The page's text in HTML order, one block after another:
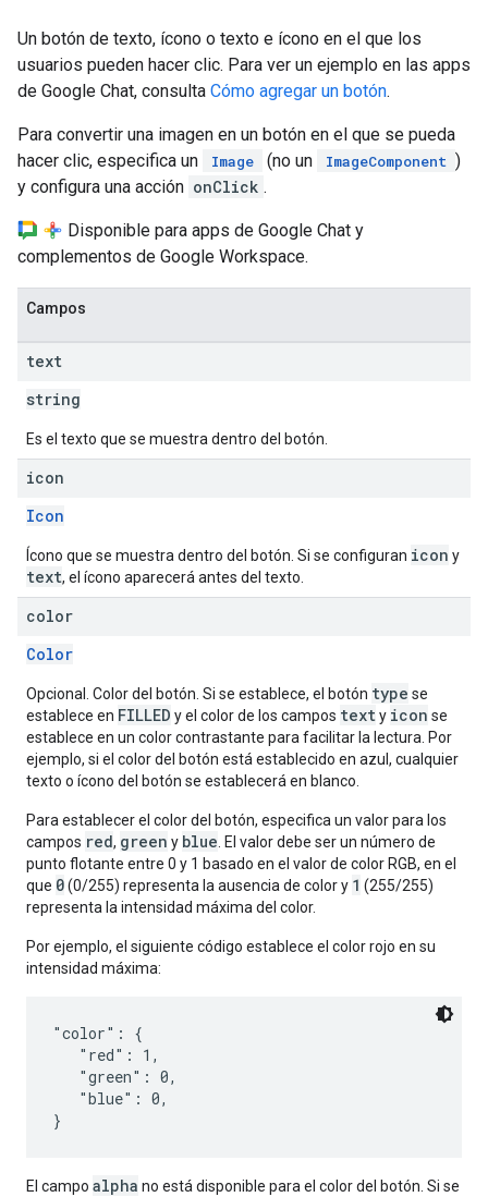
Un botón de texto, ícono o texto e ícono en el que los
usuarios pueden hacer clic. Para ver un ejemplo en las apps
de Google Chat, consulta Cómo agregar un botón.
Para convertir una imagen en un botón en el que se pueda
hacer clic, especifica un
Image (no un ImageComponent )
y configura una acción onClick .
Disponible para apps de Google Chat y
complementos de Google Workspace.
Campos
text
string
Es el texto que se muestra dentro del botón.
icon
Icon
Ícono que se muestra dentro del botón. Si se configuran icon y
text, el ícono aparecerá antes del texto.
color
Color
Opcional. Color del botón. Si se establece, el botón type se
establece en FILLED y el color de los campos texty icon se
establece en un color contrastante para facilitar la lectura. Por
ejemplo, si el color del botón está establecido en azul, cualquier
texto o ícono del botón se establecerá en blanco.
Para establecer el color del botón, especifica un valor para los
campos red, green y blue . El valor debe ser un número de
punto flotante entre 0 y 1 basado en el valor de color RGB, en el
que 0(0/255) representa la ausencia de color y 1 (255/255)
representa la intensidad máxima del color.
Por ejemplo, el siguiente código establece el color rojo en su
intensidad máxima:
"color": {
   "red": 1,
   "green": 0,
   "blue": 0,
El campo alpha no está disponible para el color del botón. Si se